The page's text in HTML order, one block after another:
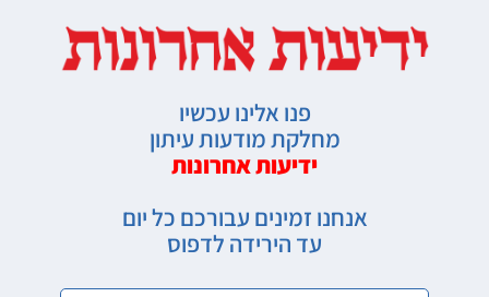
פנו אלינו עכשיו
מחלקת מודעות עיתון
ידיעות אחרונות
אנחנו זמינים עבורכם כל יום
עד הירידה לדפוס